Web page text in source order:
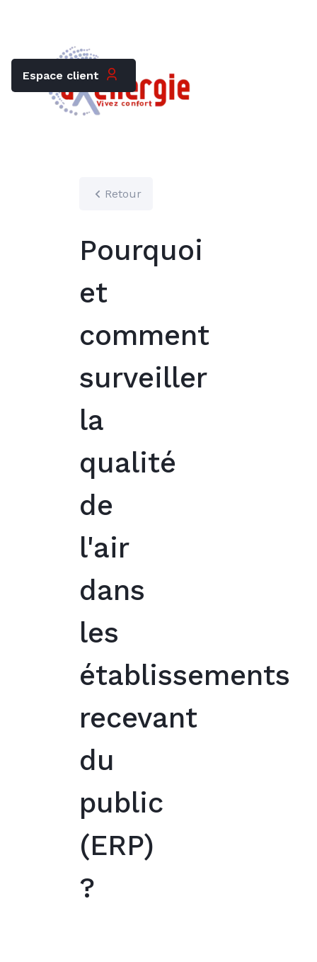
Espace client
Retour
Pourquoi
et
comment
surveiller
la
qualité
de
l'air
dans
les
établissements
recevant
du
public
(ERP)
?